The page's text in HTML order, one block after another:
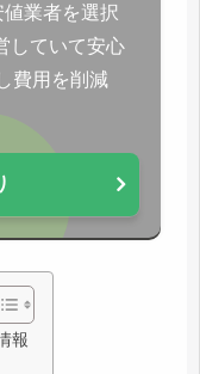
値業者を選択
していて安心
費用を削減
報